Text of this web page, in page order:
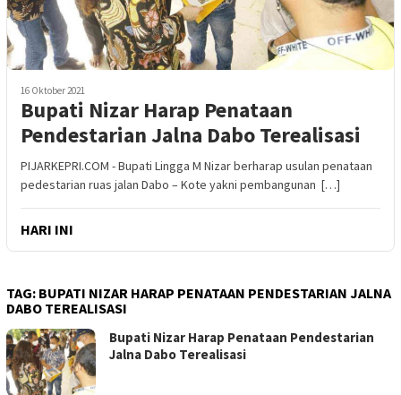
16 Oktober 2021
Bupati Nizar Harap Penataan
Pendestarian Jalna Dabo Terealisasi
PIJARKEPRI.COM - Bupati Lingga M Nizar berharap usulan penataan
pedestarian ruas jalan Dabo – Kote yakni pembangunan […]
HARI INI
TAG: BUPATI NIZAR HARAP PENATAAN PENDESTARIAN JALNA
DABO TEREALISASI
Bupati Nizar Harap Penataan Pendestarian
Jalna Dabo Terealisasi